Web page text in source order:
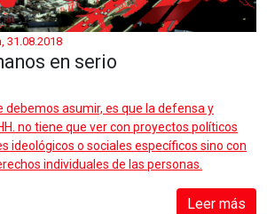
31.08.2018
en serio
debemos asumir, es que la defensa y
no tiene que ver con proyectos políticos
ideológicos o sociales específicos sino con
individuales de las personas.
Leer más